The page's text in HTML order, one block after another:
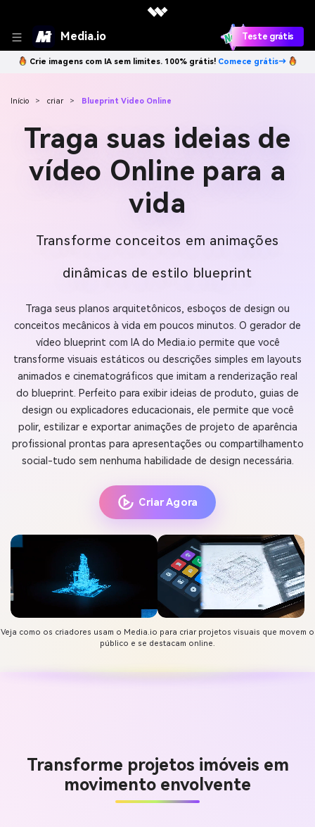
Media.io Teste grátis
Crie imagens com IA sem limites. 100% grátis! Comece grátis→
Início > criar > Blueprint Video Online
Traga suas ideias de
vídeo Online para a
vida
Transforme conceitos em animações
dinâmicas de estilo blueprint
Traga seus planos arquitetônicos, esboços de design ou
conceitos mecânicos à vida em poucos minutos. O gerador de
vídeo blueprint com IA do Media.io permite que você
transforme visuais estáticos ou descrições simples em layouts
animados e cinematográficos que imitam a renderização real
do blueprint. Perfeito para exibir ideias de produto, guias de
design ou explicadores educacionais, ele permite que você
polir, estilizar e exportar animações de projeto de aparência
profissional prontas para apresentações ou compartilhamento
social-tudo sem nenhuma habilidade de design necessária.
Criar Agora
Veja como os criadores usam o Media.io para criar projetos visuais que movem o
público e se destacam online.
Transforme projetos imóveis em
movimento envolvente